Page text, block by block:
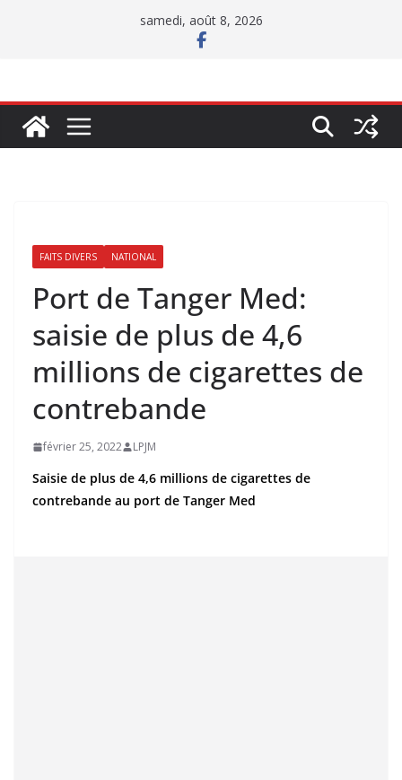
samedi, août 8, 2026
FAITS DIVERS NATIONAL
Port de Tanger Med:
saisie de plus de 4,6
millions de cigarettes de
contrebande
février 25, 2022 LPJM
Saisie de plus de 4,6 millions de cigarettes de
contrebande au port de Tanger Med